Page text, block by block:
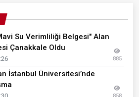
Su Verimliliği Belgesi" Alan
Çanakkale Oldu
885
İstanbul Üniversitesi’nde
858